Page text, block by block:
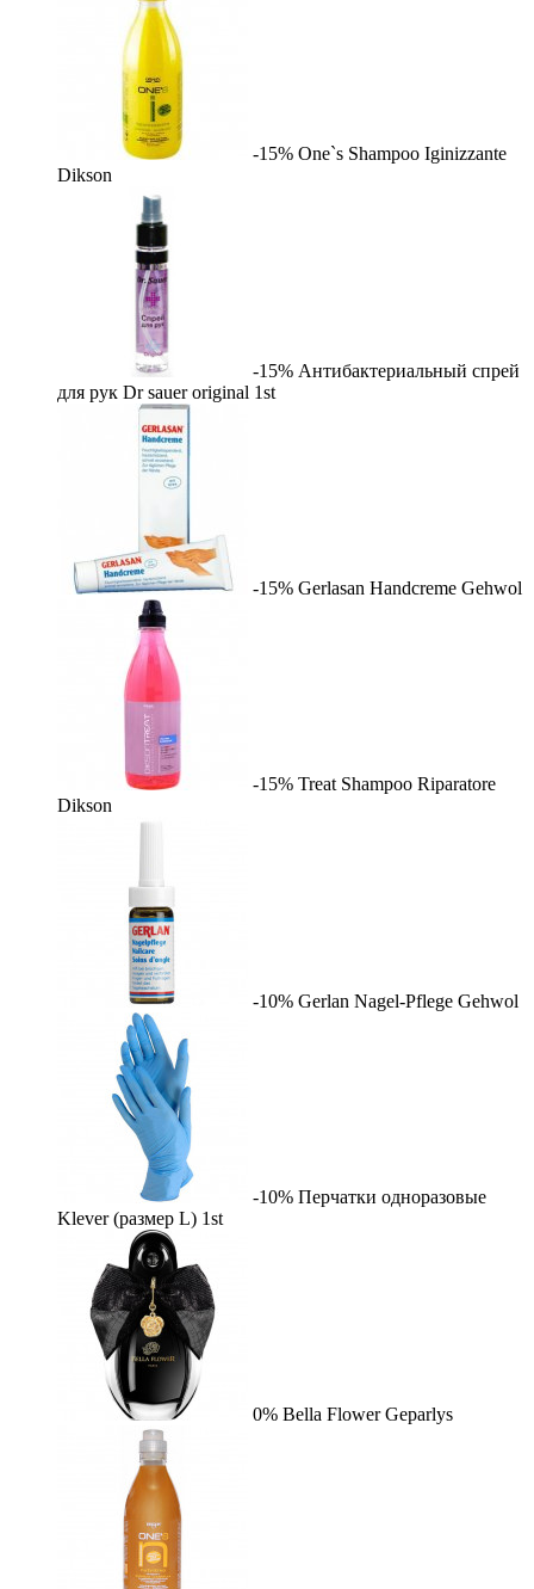
-15% One`s Shampoo Iginizzante
Dikson
-15% Антибактериальный спрей
для рук Dr sauer original 1st
-15% Gerlasan Handcreme Gehwol
-15% Treat Shampoo Riparatore
Dikson
-10% Gerlan Nagel-Pflege Gehwol
-10% Перчатки одноразовые
Klever (размер L) 1st
0% Bella Flower Geparlys